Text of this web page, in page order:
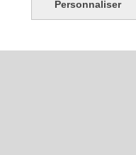
Personnaliser